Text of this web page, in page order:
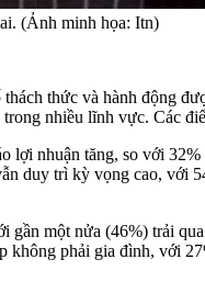
(Ảnh minh họa: Itn)
thức và hành động
nhiều lĩnh vực. Các
nhuận tăng, so với
duy trì kỳ vọng cao, với
gần một nửa (46%) trải
phải gia đình, với